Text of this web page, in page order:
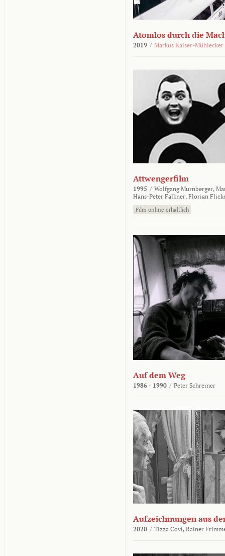
Atomlos durch die
2019 / Markus Kaiser-Mühlecker
Attwengerfilm
1995 / Wolfgang Murnberger,
Hans-Peter Falkner, Florian
Film online erhältlich
Auf dem Weg
1986 - 1990 / Peter Schreiner
Aufzeichnungen aus
2020 / Tizza Covi, Rainer